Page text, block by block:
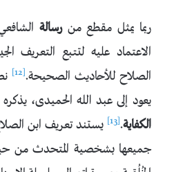
ربما يمثل مقطع منرسالة
الاعتماد عليه لتتبع التعريف
الصلاح للأحاديث الصحيحة.[12]
يعود إلى عبد الله الحميدى،
الكفاية.
[13]
يستند تعريف ابن
جميعها بشخصية المتحدث من